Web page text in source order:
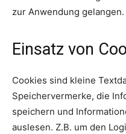
zur Anwendung gelangen.
Einsatz von
Cookies sind kleine
Speichervermerke, die
speichern und
auslesen. Z.B. um den